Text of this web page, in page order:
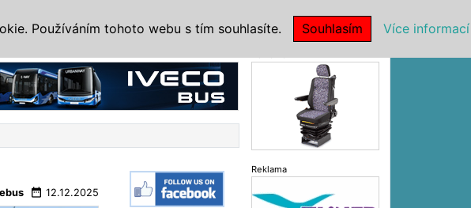
date_range 12.12.2025
Reklama
Používáním tohoto webu s tím souhlasíte. Souhlasím Více informací